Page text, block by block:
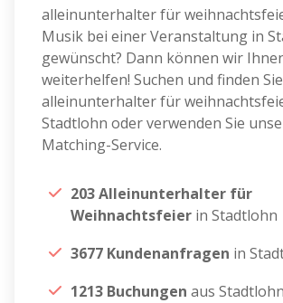
alleinunterhalter für
Musik bei einer Veranstaltung in
gewünscht? Dann können wir
weiterhelfen! Suchen und finden Sie
alleinunterhalter für
Stadtlohn oder verwenden Sie
Matching-Service.
203 Alleinunterhalter für
Weihnachtsfeier in Stadtlohn
3677 Kundenanfragen in
1213 Buchungen aus Stadtlohn